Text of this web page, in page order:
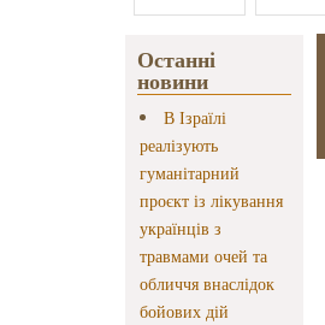
Останні
новини
В Ізраїлі
реалізують
гуманітарний
проєкт із лікування
українців з
травмами очей та
обличчя внаслідок
бойових дій